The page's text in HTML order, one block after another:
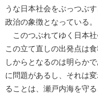
うな日本社会をぶっつぶ
政治の象徴となっている。
このつぶれてゆく日本社
この立て直しの出発点は
しからとなるのは明らか
に問題があるし、それは
ることは、瀬戸内海を守